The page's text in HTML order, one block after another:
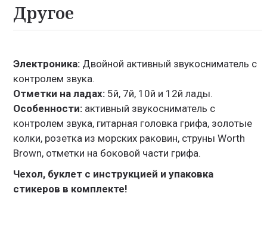
Другое
Электроника: Двойной активный звукосниматель с
контролем звука.
Отметки на ладах: 5й, 7й, 10й и 12й лады.
Особенности: активный звукосниматель с
контролем звука, гитарная головка грифа, золотые
колки, розетка из морских раковин, струны Worth
Brown, отметки на боковой части грифа.
Чехол, буклет с инструкцией и упаковка
стикеров в комплекте!